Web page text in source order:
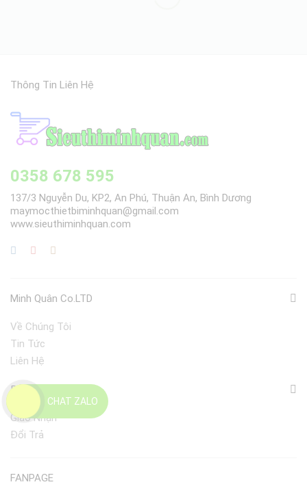
CHAT ZALO
Thông Tin Liên Hệ
0358 678 595
137/3 Nguyễn Du, KP2, An Phú, Thuận An, Bình Dương
maymocthietbiminhquan@gmail.com
www.sieuthiminhquan.com
Minh Quân Co.LTD
Về Chúng Tôi
Tin Tức
Liên Hệ
Điều Khoản
Giao Nhận
Đổi Trả
FANPAGE